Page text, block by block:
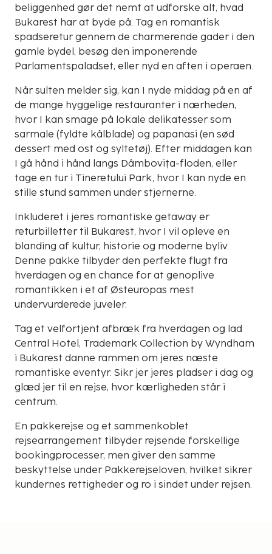
beliggenhed gør det nemt at udforske alt, hvad
Bukarest har at byde på. Tag en romantisk
spadseretur gennem de charmerende gader i den
gamle bydel, besøg den imponerende
Parlamentspaladset, eller nyd en aften i operaen.
Når sulten melder sig, kan I nyde middag på en af
de mange hyggelige restauranter i nærheden,
hvor I kan smage på lokale delikatesser som
sarmale (fyldte kålblade) og papanasi (en sød
dessert med ost og syltetøj). Efter middagen kan
I gå hånd i hånd langs Dâmbovița-floden, eller
tage en tur i Tineretului Park, hvor I kan nyde en
stille stund sammen under stjernerne.
Inkluderet i jeres romantiske getaway er
returbilletter til Bukarest, hvor I vil opleve en
blanding af kultur, historie og moderne byliv.
Denne pakke tilbyder den perfekte flugt fra
hverdagen og en chance for at genoplive
romantikken i et af Østeuropas mest
undervurderede juveler.
Tag et velfortjent afbræk fra hverdagen og lad
Central Hotel, Trademark Collection by Wyndham
i Bukarest danne rammen om jeres næste
romantiske eventyr. Sikr jer jeres pladser i dag og
glæd jer til en rejse, hvor kærligheden står i
centrum.
En pakkerejse og et sammenkoblet
rejsearrangement tilbyder rejsende forskellige
bookingprocesser, men giver den samme
beskyttelse under Pakkerejseloven, hvilket sikrer
kundernes rettigheder og ro i sindet under rejsen.